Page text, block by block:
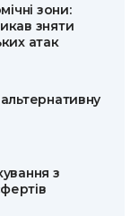
зони:
зняти
атак
з